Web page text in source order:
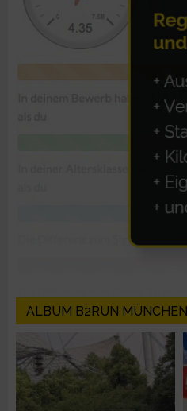
ALBUM B2RUN
Verwendung von Profilen zur
Erstellung von Profilen zur
Verwendung von Profilen zur
Messung der Werbeleistung
Entwicklung und
Verwendung reduzierter